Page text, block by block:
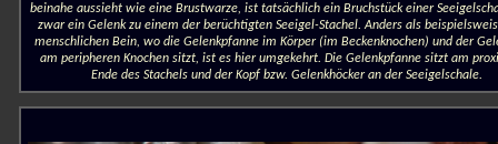
beinahe aussieht wie eine Brustwarze, ist tatsächlich ein Bruchstück einer
zwar ein Gelenk zu einem der berüchtigten Seeigel-Stachel. Anders als
menschlichen Bein, wo die Gelenkpfanne im Körper (im Beckenknochen) und der
am peripheren Knochen sitzt, ist es hier umgekehrt. Die Gelenkpfanne sitzt am
Ende des Stachels und der Kopf bzw. Gelenkhöcker an der Seeigelschale.